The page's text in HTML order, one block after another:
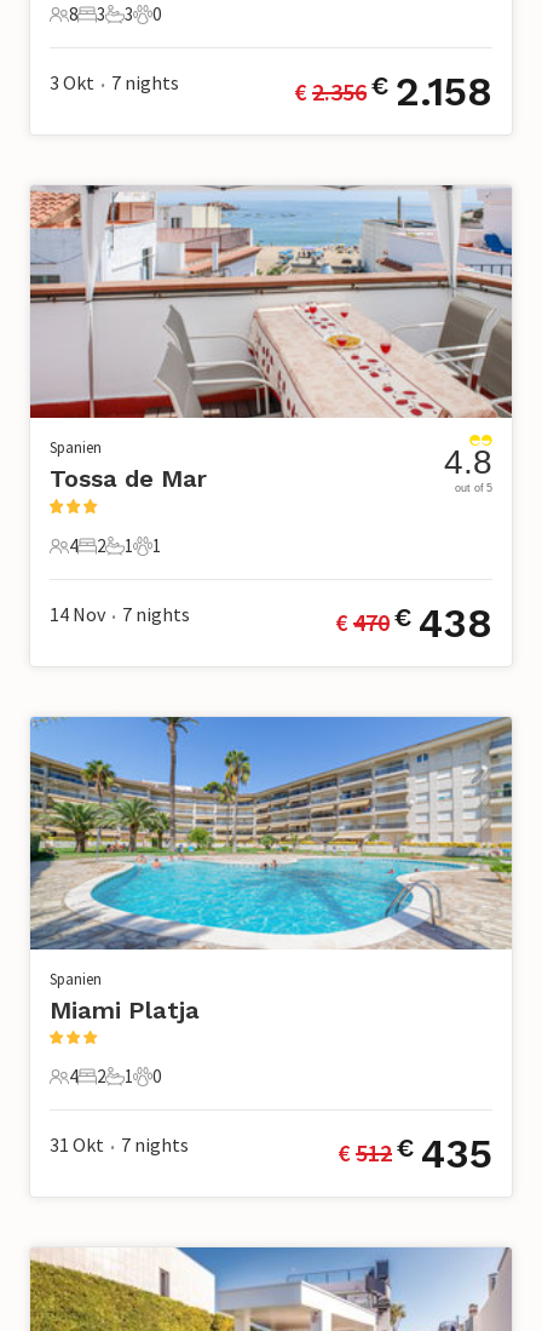
8 Gäste
8
3 Schlafzimmer
3
3 Badezimmer
3
0 Haustiere
0
3 Okt • 7 nights € 2.356€ 2.158
Spanien
Tossa de Mar
4 Gäste
4
2 Schlafzimmer
2
1 Badezimmer
1
1 Haustier
1
4.8
out of 5
14 Nov • 7 nights € 470€ 438
Spanien
Miami Platja
4 Gäste
4
2 Schlafzimmer
2
1 Badezimmer
1
0 Haustiere
0
31 Okt • 7 nights € 512€ 435